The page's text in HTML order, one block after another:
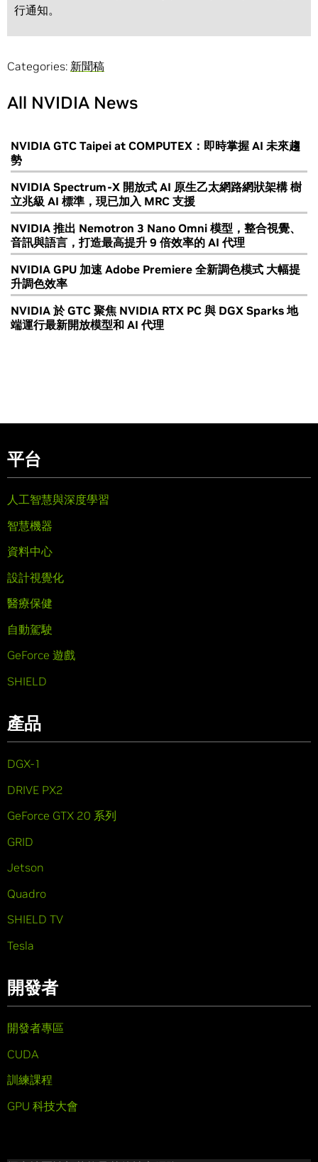
行通知。
Categories: 新聞稿
All NVIDIA News
NVIDIA GTC Taipei at COMPUTEX：即時掌握 AI 未來趨
勢
NVIDIA Spectrum-X 開放式 AI 原生乙太網路網狀架構 樹
立兆級 AI 標準，現已加入 MRC 支援
NVIDIA 推出 Nemotron 3 Nano Omni 模型，整合視覺、
音訊與語言，打造最高提升 9 倍效率的 AI 代理
NVIDIA GPU 加速 Adobe Premiere 全新調色模式 大幅提
升調色效率
NVIDIA 於 GTC 聚焦 NVIDIA RTX PC 與 DGX Sparks 地
端運行最新開放模型和 AI 代理
平台
人工智慧與深度學習
智慧機器
資料中心
設計視覺化
醫療保健
自動駕駛
GeForce 遊戲
SHIELD
產品
DGX-1
DRIVE PX2
GeForce GTX 20 系列
GRID
Jetson
Quadro
SHIELD TV
Tesla
開發者
開發者專區
CUDA
訓練課程
GPU 科技大會